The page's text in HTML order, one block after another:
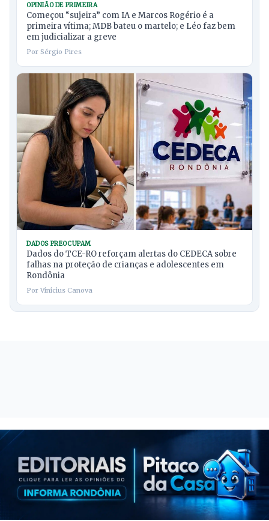
OPINIÃO DE PRIMEIRA
Começou “sujeira” com IA e Marcos Rogério é a
primeira vítima; MDB bateu o martelo; e Léo faz bem
em judicializar a greve
Por Sérgio Pires
DADOS PREOCUPAM
Dados do TCE-RO reforçam alertas do CEDECA sobre
falhas na proteção de crianças e adolescentes em
Rondônia
Por Vinicius Canova